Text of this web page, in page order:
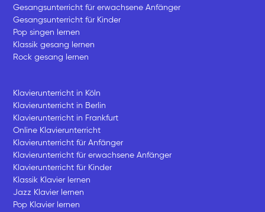
Gesangsunterricht für erwachsene Anfänger
Gesangsunterricht für Kinder
Pop singen lernen
Klassik gesang lernen
Rock gesang lernen
Klavierunterricht in Köln
Klavierunterricht in Berlin
Klavierunterricht in Frankfurt
Online Klavierunterricht
Klavierunterricht für Anfänger
Klavierunterricht für erwachsene Anfänger
Klavierunterricht für Kinder
Klassik Klavier lernen
Jazz Klavier lernen
Pop Klavier lernen